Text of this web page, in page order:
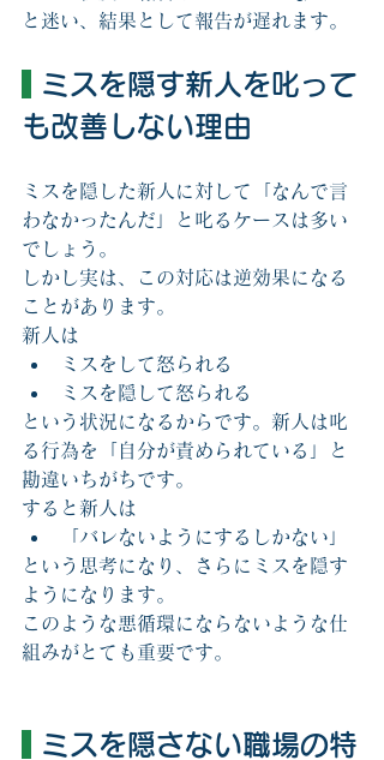
と迷い、結果として報告が遅れます。
ミスを隠す新人を叱って
も改善しない理由
ミスを隠した新人に対して「なんで言
わなかったんだ」と叱るケースは多い
でしょう。
しかし実は、この対応は逆効果になる
ことがあります。
新人は
ミスをして怒られる
ミスを隠して怒られる
という状況になるからです。新人は叱
る行為を「自分が責められている」と
勘違いちがちです。
すると新人は
「バレないようにするしかない」
という思考になり、さらにミスを隠す
ようになります。
このような悪循環にならないような仕
組みがとても重要です。
ミスを隠さない職場の特